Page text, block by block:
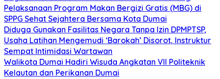
Pelaksanaan Program Makan Bergizi Gratis (MBG) di
SPPG Sehat Sejahtera Bersama Kota Dumai
Diduga Gunakan Fasilitas Negara Tanpa Izin DPMPTSP,
Usaha Latihan Mengemudi ‘Barokah’ Disorot, Instruktur
Sempat Intimidasi Wartawan
Walikota Dumai Hadiri Wisuda Angkatan VII Politeknik
Kelautan dan Perikanan Dumai